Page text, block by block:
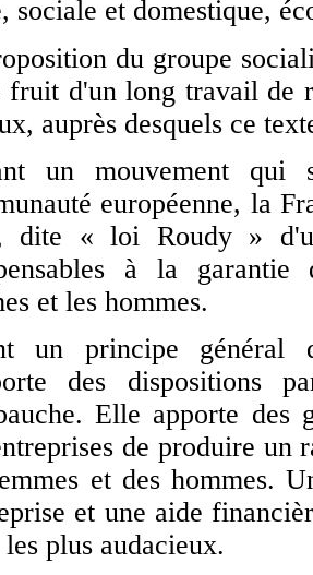
sociale et domestique,
du groupe
fruit d'un long travail de
auprès desquels ce
un mouvement qui
européenne, la
dite « loi Roudy »
à la
et les hommes.
un principe général
des dispositions
Elle apporte des
de produire un
et des hommes.
et une aide
plus audacieux.